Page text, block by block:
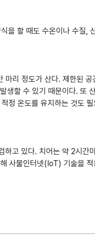
을 할 때도 수온이나 수질,
리 정도가 산다. 제한된 공
생할 수 있기 때문이다. 또
정 온도를 유지하는 것도
하고 있다. 치어는 약 2시간
사물인터넷(IoT) 기술을 적